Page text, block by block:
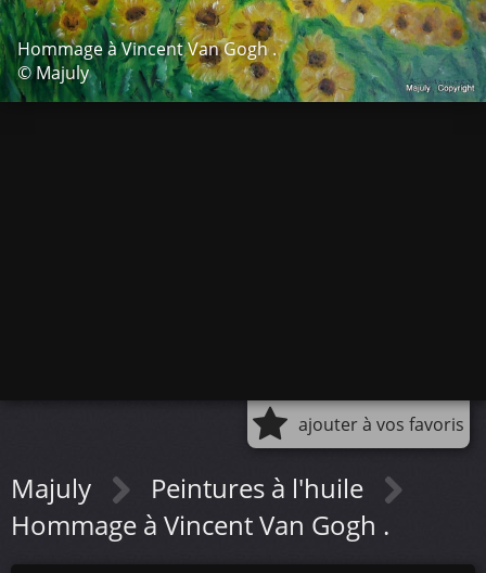
Hommage à Vincent Van Gogh .
© Majuly
ajouter à vos favoris
Majuly
Peintures à l'huile
Hommage à Vincent Van Gogh .